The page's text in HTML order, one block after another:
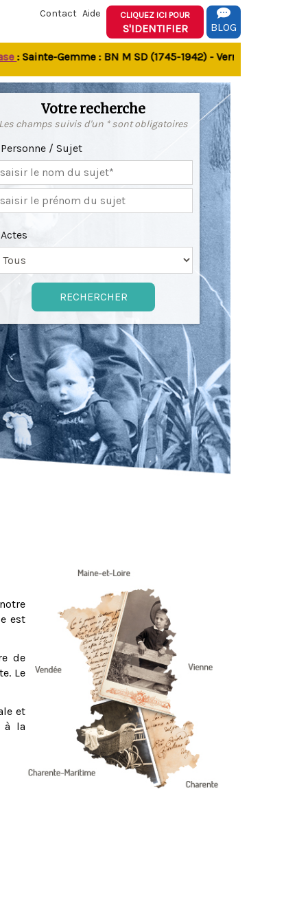
Contact Aide CLIQUEZ ICI POUR
S'IDENTIFIER BLOG
Gemme : BN M SD (1745-1942) - Verrines-sous-
Votre recherche
Les champs suivis d'un * sont obligatoires
Personne / Sujet
Actes
est
de
Le
et
à la